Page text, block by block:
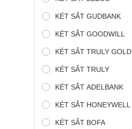
KÉT SẮT GUDBANK
KÉT SẮT GOODWILL
KÉT SẮT TRULY GOLD
KÉT SẮT TRULY
KÉT SẮT ADELBANK
KÉT SẮT HONEYWELL
KÉT SẮT BOFA